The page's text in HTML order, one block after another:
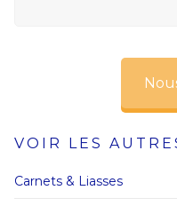
VOIR LES
Carnets & Liasses